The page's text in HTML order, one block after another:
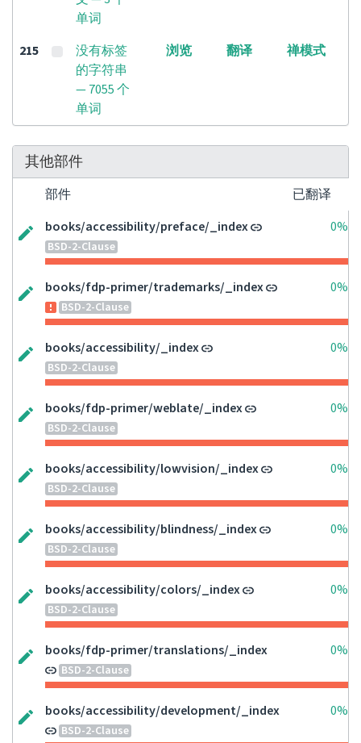
单词
215
没有标签
的字符串
— 7055 个
单词
浏览 翻译 禅模式
其他部件
部件
已翻译
books/accessibility/preface/_index
BSD-2-Clause
0%
books/fdp-primer/trademarks/_index
BSD-2-Clause
0%
books/accessibility/_index
BSD-2-Clause
0%
books/fdp-primer/weblate/_index
BSD-2-Clause
0%
books/accessibility/lowvision/_index
BSD-2-Clause
0%
books/accessibility/blindness/_index
BSD-2-Clause
0%
books/accessibility/colors/_index
BSD-2-Clause
0%
books/fdp-primer/translations/_index
BSD-2-Clause
0%
books/accessibility/development/_index
BSD-2-Clause
0%